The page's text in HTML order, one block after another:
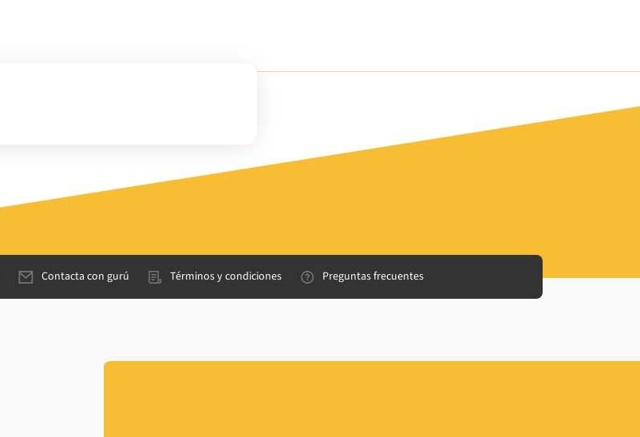
Contacta con gurú Términos y condiciones Preguntas frecuentes